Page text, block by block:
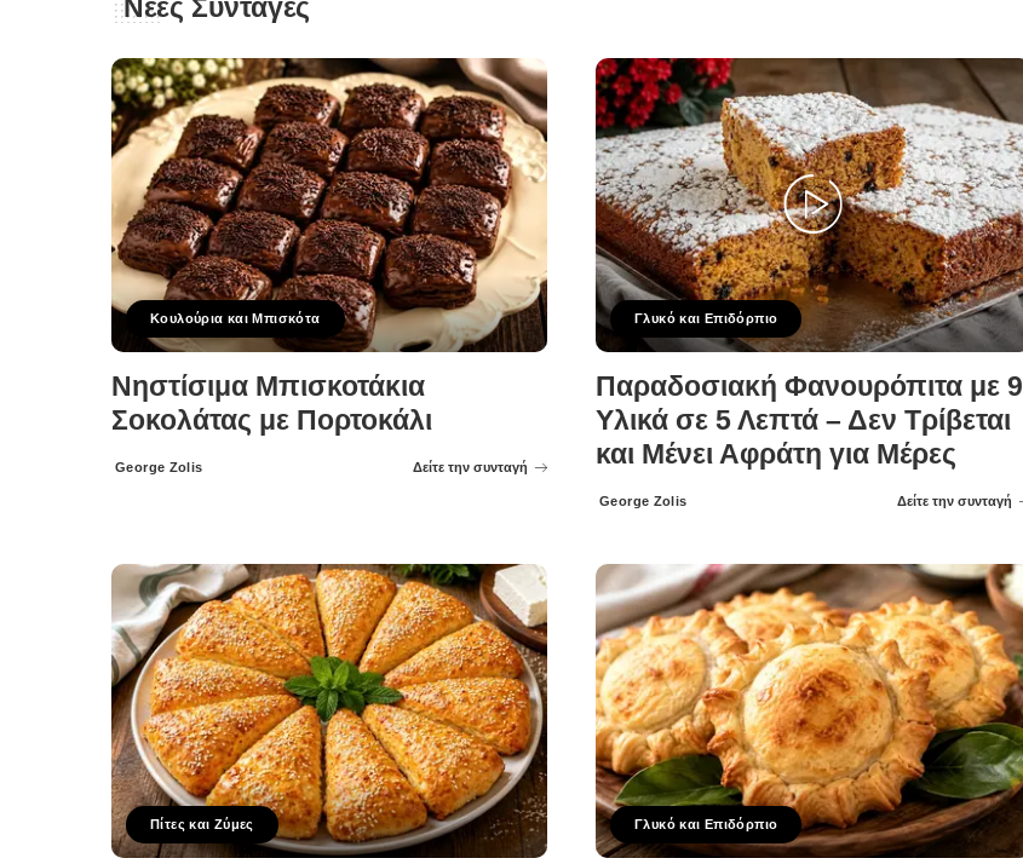
Νέες Συνταγές
Κουλούρια και Μπισκότα
Νηστίσιμα Μπισκοτάκια
Σοκολάτας με Πορτοκάλι
Posted
George Zolis Δείτε την συνταγή
Γλυκό και Επιδόρπιο
Παραδοσιακή Φανουρόπιτα με 9
Υλικά σε 5 Λεπτά – Δεν Τρίβεται
και Μένει Αφράτη για Μέρες
Posted
George Zolis Δείτε την συνταγή
Πίτες και Ζύμες Γλυκό και Επιδόρπιο